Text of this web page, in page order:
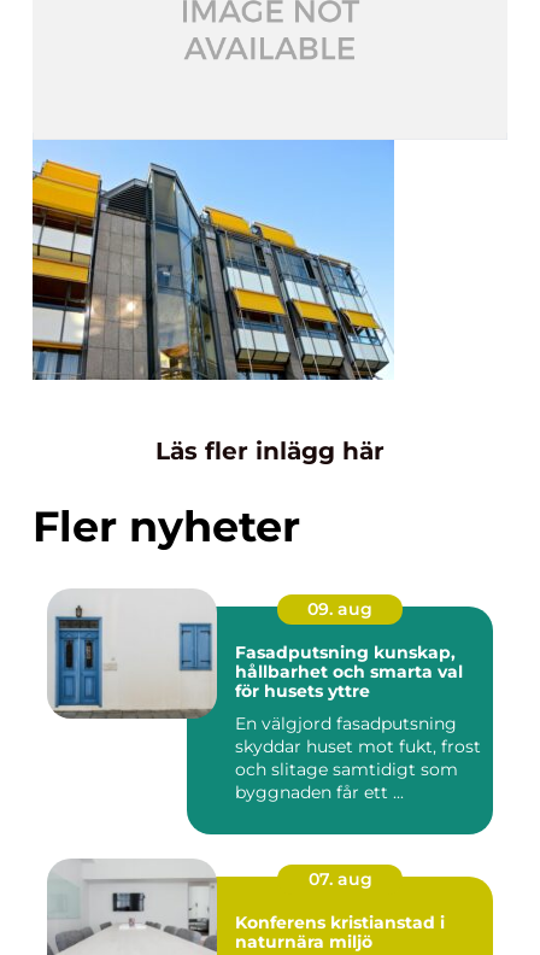
Läs fler inlägg här
Fler nyheter
09. aug
Fasadputsning kunskap,
hållbarhet och smarta val
för husets yttre
En välgjord fasadputsning
skyddar huset mot fukt, frost
och slitage samtidigt som
byggnaden får ett ...
07. aug
Konferens kristianstad i
naturnära miljö